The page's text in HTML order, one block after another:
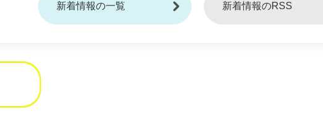
新着情報の一覧 新着情報のRSS